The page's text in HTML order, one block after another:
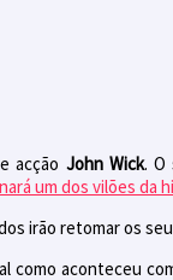
acção John Wick. O
um dos vilões da
irão retomar os
como aconteceu